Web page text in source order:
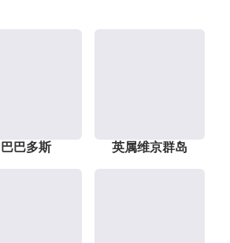
巴巴多斯 英属维京群岛